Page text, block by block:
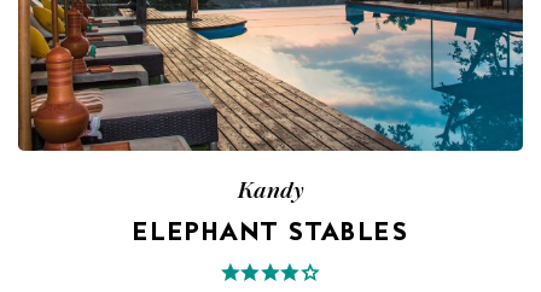
Kandy
ELEPHANT STABLES